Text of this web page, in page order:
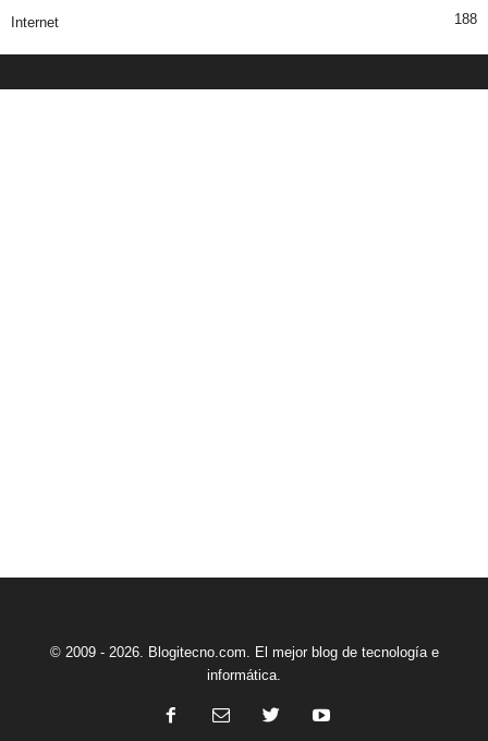
Internet 188
© 2009 - 2026. Blogitecno.com. El mejor blog de tecnología e
informática.